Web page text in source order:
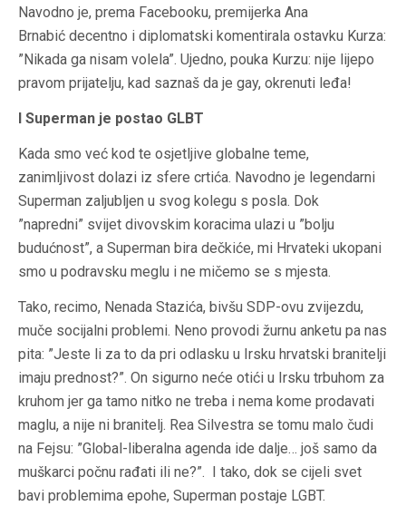
Navodno je, prema Facebooku, premijerka Ana
Brnabić decentno i diplomatski komentirala ostavku Kurza:
”Nikada ga nisam volela”. Ujedno, pouka Kurzu: nije lijepo
pravom prijatelju, kad saznaš da je gay, okrenuti leđa!
I Superman je postao GLBT
Kada smo već kod te osjetljive globalne teme,
zanimljivost dolazi iz sfere crtića. Navodno je legendarni
Superman zaljubljen u svog kolegu s posla. Dok
”napredni” svijet divovskim koracima ulazi u ”bolju
budućnost”, a Superman bira dečkiće, mi Hrvateki ukopani
smo u podravsku meglu i ne mičemo se s mjesta.
Tako, recimo, Nenada Stazića, bivšu SDP-ovu zvijezdu,
muče socijalni problemi. Neno provodi žurnu anketu pa nas
pita: ”Jeste li za to da pri odlasku u Irsku hrvatski branitelji
imaju prednost?”. On sigurno neće otići u Irsku trbuhom za
kruhom jer ga tamo nitko ne treba i nema kome prodavati
maglu, a nije ni branitelj. Rea Silvestra se tomu malo čudi
na Fejsu: ”Global-liberalna agenda ide dalje… još samo da
muškarci počnu rađati ili ne?”. I tako, dok se cijeli svet
bavi problemima epohe, Superman postaje LGBT.